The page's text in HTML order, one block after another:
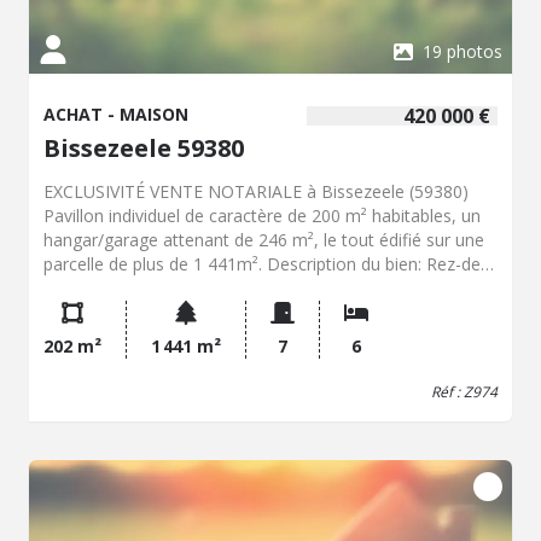
davantage d'informations ou organiser une visite..
19 photos
420 000 €
ACHAT - MAISON
Bissezeele 59380
EXCLUSIVITÉ VENTE NOTARIALE à Bissezeele (59380)
Pavillon individuel de caractère de 200 m² habitables, un
hangar/garage attenant de 246 m², le tout édifié sur une
parcelle de plus de 1 441m². Description du bien: Rez-de-
palier en marbre Salon / séjour de 46 m² Cuisine
aménagée et équipée ouverte sur la salle à manger Une
grande chambre WC indépendant Point d'eau Local
grenier Annexes et extérieurs Cave Vide sanitaire
accessible sur toute la surface de la maison Hangar /
garage attenant de plus de 240 m², idéal pour activité
artisanale, stockage ou collection Jardin arboré
202 m² 1 441 m² 7 6
Réf : Z974